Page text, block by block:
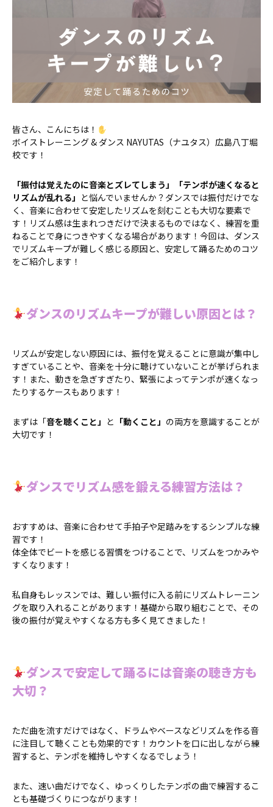
皆さん、こんにちは！
ボイストレーニング & ダンス NAYUTAS（ナユタス）広島八丁堀
校です！
「振付は覚えたのに音楽とズレてしまう」「テンポが速くなると
リズムが乱れる」 と悩んでいませんか？ダンスでは振付だけでな
く、音楽に合わせて安定したリズムを刻むことも大切な要素で
す！リズム感は生まれつきだけで決まるものではなく、練習を重
ねることで身につきやすくなる場合があります！今回は、ダンス
でリズムキープが難しく感じる原因と、安定して踊るためのコツ
をご紹介します！
ダンスのリズムキープが難しい原因とは？
リズムが安定しない原因には、振付を覚えることに意識が集中し
すぎていることや、音楽を十分に聴けていないことが挙げられま
す！また、動きを急ぎすぎたり、緊張によってテンポが速くなっ
たりするケースもあります！
まずは「音を聴くこと」 と 「動くこと」 の両方を意識することが
大切です！
ダンスでリズム感を鍛える練習方法は？
おすすめは、音楽に合わせて手拍子や足踏みをするシンプルな練
習です！
体全体でビートを感じる習慣をつけることで、リズムをつかみや
すくなります！
私自身もレッスンでは、難しい振付に入る前にリズムトレーニン
グを取り入れることがあります！基礎から取り組むことで、その
後の振付が覚えやすくなる方も多く見てきました！
ダンスで安定して踊るには音楽の聴き方も
大切？
ただ曲を流すだけではなく、ドラムやベースなどリズムを作る音
に注目して聴くことも効果的です！カウントを口に出しながら練
習すると、テンポを維持しやすくなるでしょう！
また、速い曲だけでなく、ゆっくりしたテンポの曲で練習するこ
とも基礎づくりにつながります！